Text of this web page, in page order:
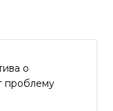
о
проблему